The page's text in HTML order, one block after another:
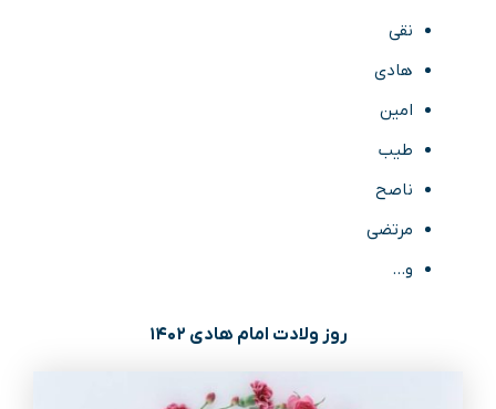
نقی
هادی
امین
طیب
ناصح
مرتضی
و…
روز ولادت امام هادی ۱۴۰۲